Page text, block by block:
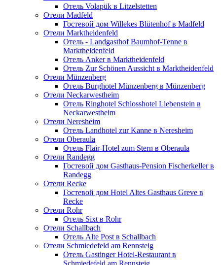
Отель Volapük в Litzelstetten
Отели Madfeld
Гостевой дом Willekes Blütenhof в Madfeld
Отели Marktheidenfeld
Отель - Landgasthof Baumhof-Tenne в
Marktheidenfeld
Отель Anker в Marktheidenfeld
Отель Zur Schönen Aussicht в Marktheidenfeld
Отели Münzenberg
Отель Burghotel Münzenberg в Münzenberg
Отели Neckarwestheim
Отель Ringhotel Schlosshotel Liebenstein в
Neckarwestheim
Отели Neresheim
Отель Landhotel zur Kanne в Neresheim
Отели Oberaula
Отель Flair-Hotel zum Stern в Oberaula
Отели Randegg
Гостевой дом Gasthaus-Pension Fischerkeller в
Randegg
Отели Recke
Гостевой дом Hotel Altes Gasthaus Greve в
Recke
Отели Rohr
Отель Sixt в Rohr
Отели Schallbach
Отель Alte Post в Schallbach
Отели Schmiedefeld am Rennsteig
Отель Gastinger Hotel-Restaurant в